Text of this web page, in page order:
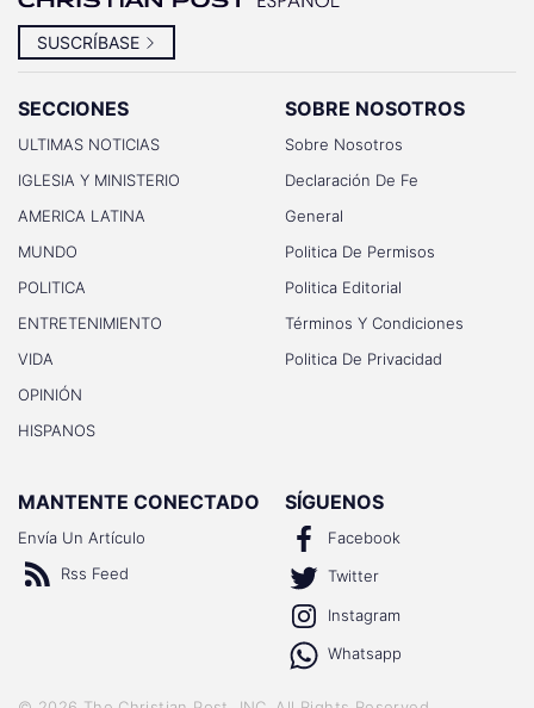
SUSCRÍBASE
SECCIONES
ULTIMAS NOTICIAS
IGLESIA Y MINISTERIO
AMERICA LATINA
MUNDO
POLITICA
ENTRETENIMIENTO
VIDA
OPINIÓN
HISPANOS
SOBRE NOSOTROS
Sobre Nosotros
Declaración De Fe
General
Politica De Permisos
Politica Editorial
Términos Y Condiciones
Politica De Privacidad
MANTENTE CONECTADO
Envía Un Artículo
Rss Feed
SÍGUENOS
Facebook
Twitter
Instagram
Whatsapp